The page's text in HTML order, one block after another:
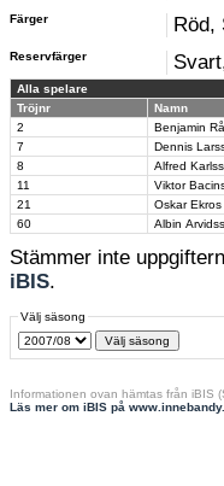
Färger Röd,
Reservfärger
Alla spelare
Tröjnr
Namn
2
Benjamin
7
Dennis
8
Alfred
11
Viktor
21
Oskar
60
Albin
Stämmer inte
iBIS.
Välj säsong
Informationen ovan hämtas från iBIS
Läs mer om iBIS på